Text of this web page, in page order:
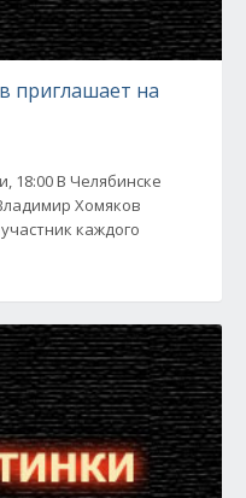
приглашает на
18:00 В Челябинске
Хомяков
каждого